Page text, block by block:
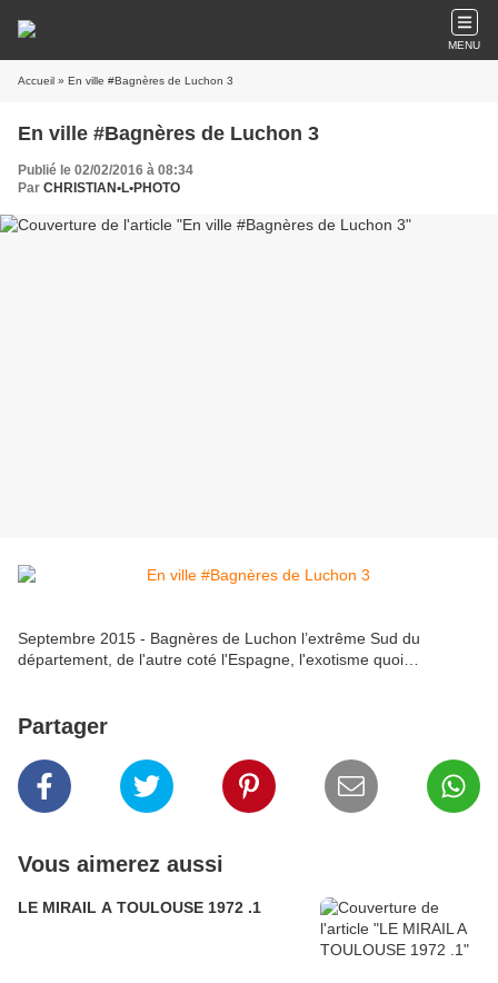
MENU
Accueil » En ville #Bagnères de Luchon 3
En ville #Bagnères de Luchon 3
Publié le 02/02/2016 à 08:34
Par CHRISTIAN•L•PHOTO
Septembre 2015 - Bagnères de Luchon l’extrême Sud du
département, de l'autre coté l'Espagne, l'exotisme quoi…
Partager
Vous aimerez aussi
LE MIRAIL A TOULOUSE 1972 .1